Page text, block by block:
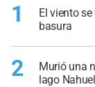
1
El viento
basura
2
Murió una
lago